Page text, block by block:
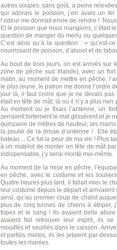
autres soupes, sans goût, à peine
qui adorais le poisson, j’en avais un
l’odeur me donnait envie de rendre !
Et le poisson que nous mangions, c’était
question de manger du merlu ou
C’est ainsi qu’à la question : « qu’est-
nourrissant de poisson, d’alcool et de
Au bout de trois jours, on est arrivés sur
zone de pêche sud Irlande), avec un
matin, au moment de mettre en pêche,
le plus jeune, le patron me donne l’ordre
jour là, il faut croire que je ne devais pas
était en tête de mât, là où il n’y a plus
Au moment ou je fixais l’antenne, un
serraient fortement le mat glissèrent et je
quinzaine de mètres de hauteur, les
la poulie de la drisse d’antenne ! Elle
bateau… Ce fut la peur de ma vie ! Plus
à un matelot de monter en tête de mât
indispensable, j’y serai monté moi-même.
Au moment de la mise en pêche,
en pêche, avec le costume et les
Quatre heures plus tard, il fallait virer le
leur costume depuis le départ et
ainsi, qu’au premier coup de chalut
plus de cinq tonnes de chiens à étriper,
tripes et le sang ! Ils avaient belle
avaient fait retrouver leur esprit, ils se
mouillés et souillés dans le caisson.
et parfois moisis, ils les jetaient par-
toutes les marées.